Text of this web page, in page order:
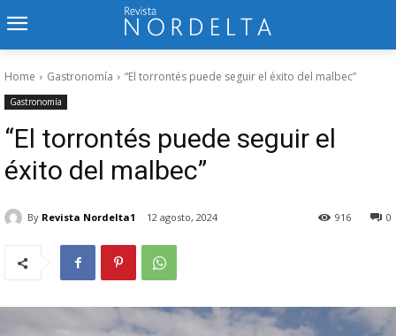
Home Gastronomía “El torrontés puede seguir el éxito del malbec”
Gastronomía
“El torrontés puede seguir el
éxito del malbec”
By Revista Nordelta1 12 agosto, 2024 0
916